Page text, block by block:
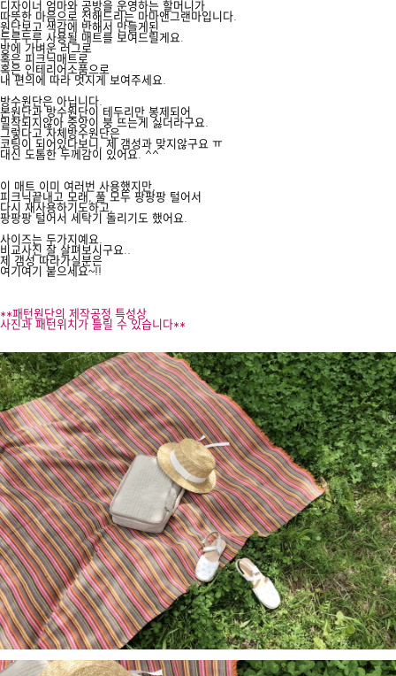
디자이너 엄마와 공방을 운영하는 할머니가
따뜻한 마음으로 전해드리는 마마앤그랜마입니다.
원단보고 색감에 반해서 만들게된
두루두루 사용될 매트를 보여드릴게요.
방에 가벼운 러그로
혹은 피크닉매트로
혹은 인테리어소품으로
내 편의에 따라 멋지게 보여주세요.
방수원단은 아닙니다.
본원단과 방수원단이 테두리만 봉제되어
밀착되지않아 중앙이 붕 뜨는게 싫더라구요.
그렇다고 자체방수원단은
코팅이 되어있다보니, 제 갬성과 맞지않구요 ㅠ
대신 도톰한 두께감이 있어요. ^^
이 매트 이미 여러번 사용했지만,
피크닉끝내고 모래, 풀 모두 팡팡팡 털어서
다시 재사용하기도하고,
팡팡팡 털어서 세탁기 돌리기도 했어요.
사이즈는 두가지예요.
비교사진 잘 살펴보시구요..
제 갬성 따라가실분은
여기여기 붙으세요~!!
**패턴원단의 제작공정 특성상
사진과 패턴위치가 틀릴 수 있습니다**